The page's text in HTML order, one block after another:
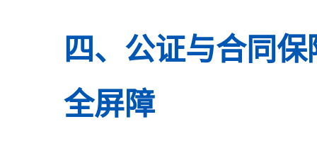
四、公证与合同
全屏障